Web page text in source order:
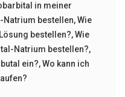
in meiner
Natrium bestellen,Wie
bestellen?,Wie
Natrium bestellen?,
ein?,Wo kann ich